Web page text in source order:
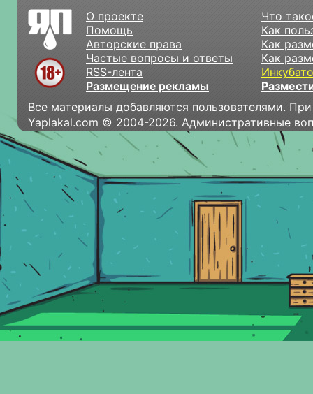
О проекте
Помощь
Авторские права
Частые вопросы и ответы
RSS-лента
Размещение рекламы
Что
Как
Как
Как
Все материалы добавляются пользователями.
Yaplakal.com © 2004-2026. Административные